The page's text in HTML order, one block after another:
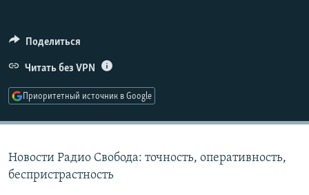
ПОДПИШИТЕСЬ НА РАССЫЛКУ
СОЦИАЛЬНЫЕ СЕТИ
Поделиться
Читать без VPN
Приоритетный источник в Google
Новости Радио Свобода: точность, оперативность,
беспристрастность